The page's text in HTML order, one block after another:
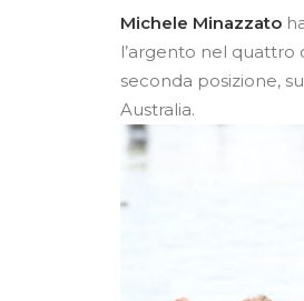
Michele Minazzato
l’argento nel
seconda posizione,
Australia.